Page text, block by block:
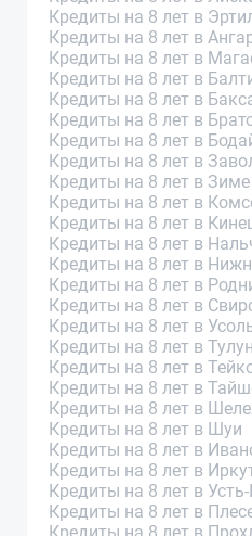
Кредиты на 8 лет в
Кредиты на 8 лет в
Кредиты на 8 лет в
Кредиты на 8 лет в
Кредиты на 8 лет в
Кредиты на 8 лет в
Кредиты на 8 лет в
Кредиты на 8 лет в
Кредиты на 8 лет в Зиме
Кредиты на 8 лет в
Кредиты на 8 лет в
Кредиты на 8 лет в
Кредиты на 8 лет в
Кредиты на 8 лет в
Кредиты на 8 лет в
Кредиты на 8 лет в
Кредиты на 8 лет в
Кредиты на 8 лет в
Кредиты на 8 лет в
Кредиты на 8 лет в
Кредиты на 8 лет в Шуи
Кредиты на 8 лет в
Кредиты на 8 лет в
Кредиты на 8 лет в
Кредиты на 8 лет в